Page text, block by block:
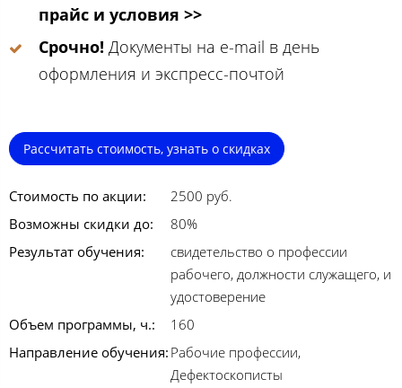
прайс и условия >>
Срочно! Документы на e-mail в день
оформления и экспресс-почтой
Рассчитать стоимость, узнать о скидках
Стоимость по акции:
2500 руб.
Возможны скидки до:
80%
Результат обучения:
свидетельство о профессии
рабочего, должности служащего, и
удостоверение
Объем программы, ч.:
160
Направление обучения: Рабочие профессии,
Дефектоскописты